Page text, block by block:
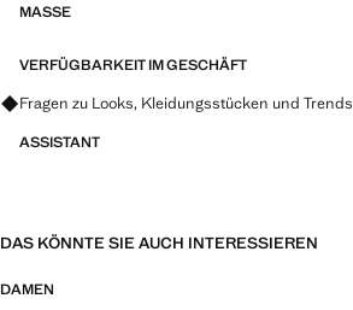
MASSE
VERFÜGBARKEIT IM GESCHÄFT
Fragen zu Looks, Kleidungsstücken und Trends
ASSISTANT
DAS KÖNNTE SIE AUCH INTERESSIEREN
DAMEN